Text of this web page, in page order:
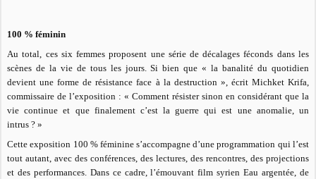
100 % féminin
Au total, ces six femmes proposent une série de décalages féconds dans les
scènes de la vie de tous les jours. Si bien que« la banalité du quotidien
devient une forme de résistance face à la destruction », écrit Michket Krifa,
commissaire de l’exposition :« Comment résister sinon en considérant que la
vie continue et que finalement c’est la guerre qui est une anomalie, un
intrus ? »
Cette exposition 100 % féminine s’accompagne d’une programmation qui l’est
tout autant, avec des conférences, des lectures, des rencontres, des projections
et des performances. Dans ce cadre, l’émouvant film syrienEau argentée, de